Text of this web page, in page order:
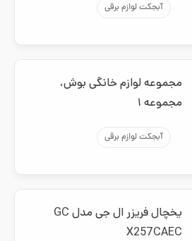
آبجکت لوازم برقی
مجموعه لوازم خانگی بوش،
مجموعه ۱
آبجکت لوازم برقی
یخچال فریزر ال جی مدل GC
X257CAEC